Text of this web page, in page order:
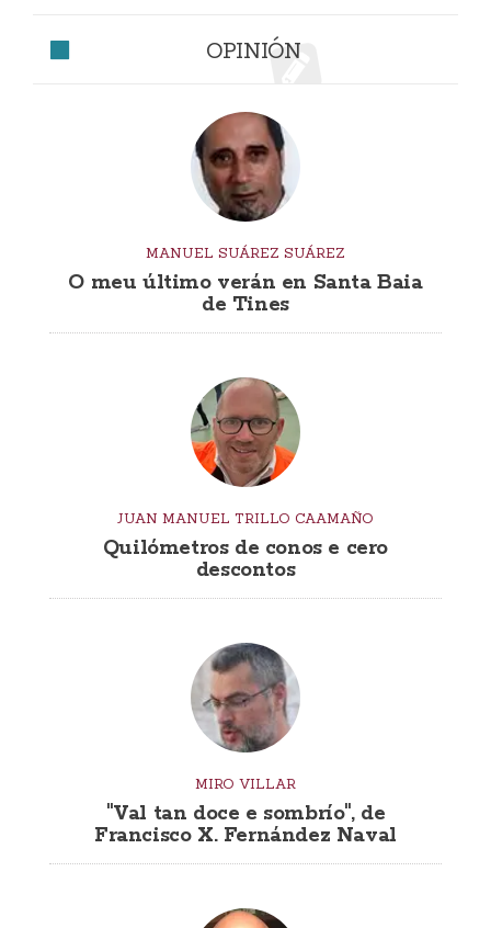
OPINIÓN
MANUEL SUÁREZ SUÁREZ
O meu último verán en Santa Baia
de Tines
JUAN MANUEL TRILLO CAAMAÑO
Quilómetros de conos e cero
descontos
MIRO VILLAR
"Val tan doce e sombrío", de
Francisco X. Fernández Naval